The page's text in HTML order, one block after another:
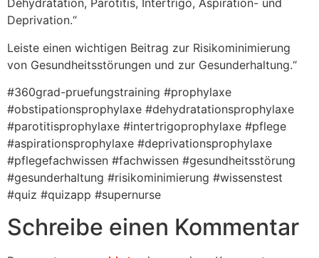
Dehydratation, Parotitis, Intertrigo, Aspiration- und
Deprivation.“
Leiste einen wichtigen Beitrag zur Risikominimierung
von Gesundheitsstörungen und zur Gesunderhaltung.“
#360grad-pruefungstraining #prophylaxe
#obstipationsprophylaxe #dehydratationsprophylaxe
#parotitisprophylaxe #intertrigoprophylaxe #pflege
#aspirationsprophylaxe #deprivationsprophylaxe
#pflegefachwissen #fachwissen #gesundheitsstörung
#gesunderhaltung #risikominimierung #wissenstest
#quiz #quizapp #supernurse
Schreibe einen Kommentar